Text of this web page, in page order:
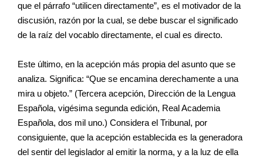
que el párrafo “utilicen directamente”, es el motivador de la
discusión, razón por la cual, se debe buscar el significado
de la raíz del vocablo directamente, el cual es directo.
Este último, en la acepción más propia del asunto que se
analiza. Significa: “Que se encamina derechamente a una
mira u objeto.” (Tercera acepción, Dirección de la Lengua
Española, vigésima segunda edición, Real Academia
Española, dos mil uno.) Considera el Tribunal, por
consiguiente, que la acepción establecida es la generadora
del sentir del legislador al emitir la norma, y a la luz de ella